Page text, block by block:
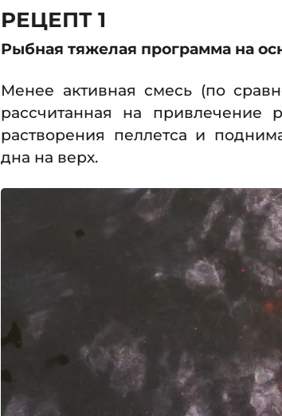
РЕЦЕПТ 1
Рыбная тяжелая программа на
Менее активная смесь (по
рассчитанная на
растворения пеллетса и
дна на верх.